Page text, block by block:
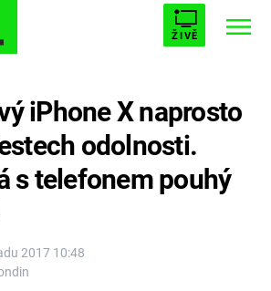
ŽIVĚ
AVENGERS 5
2017 10:48
iPhone X naprosto
odolnosti.
s telefonem pouhý